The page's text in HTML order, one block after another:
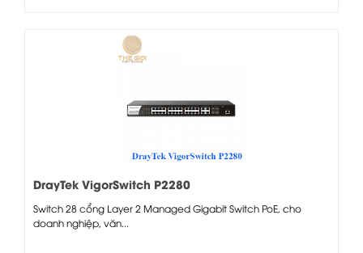
DrayTek VigorSwitch P2280
Switch 28 cổng Layer 2 Managed Gigabit Switch PoE, cho
doanh nghiệp, văn...